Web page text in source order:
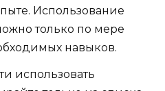
Использование
только по мере
навыков.
использовать